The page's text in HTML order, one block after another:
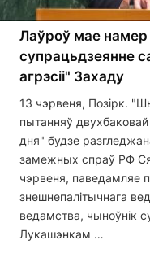
Лаўроў мае намер
супрацьдзеянне
агрэсіі" Захаду
13 чэрвеня, Позірк.
пытанняў
дня" будзе
замежных спраў РФ
чэрвеня, паведамляе
знешнепалітычнага
ведамства, чыноўнік
Лукашэнкам …